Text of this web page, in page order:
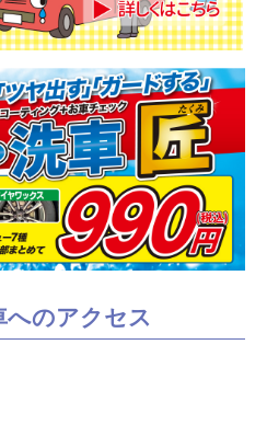
へのアクセス